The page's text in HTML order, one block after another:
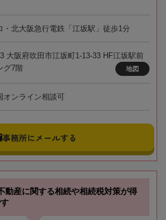
・北大阪急行電鉄「江坂駅」徒歩1分
大阪府吹田市江坂町1-13-33 HF江坂駅前
グ7階
地図
オンライン相談可
事務所にメールする
動産に関する相続や相続税対策が得